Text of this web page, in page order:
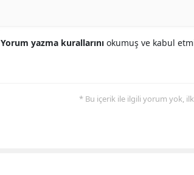
Yorum yazma kurallarını okumuş ve kabul
* Bu içerik ile ilgili yorum yok,